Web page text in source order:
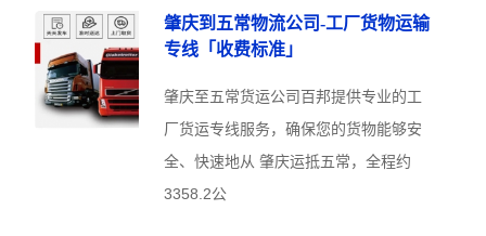
肇庆到五常物流公司-工厂货物运输
专线「收费标准」
肇庆至五常货运公司百邦提供专业的工
厂货运专线服务，确保您的货物能够安
全、快速地从 肇庆运抵五常，全程约
3358.2公